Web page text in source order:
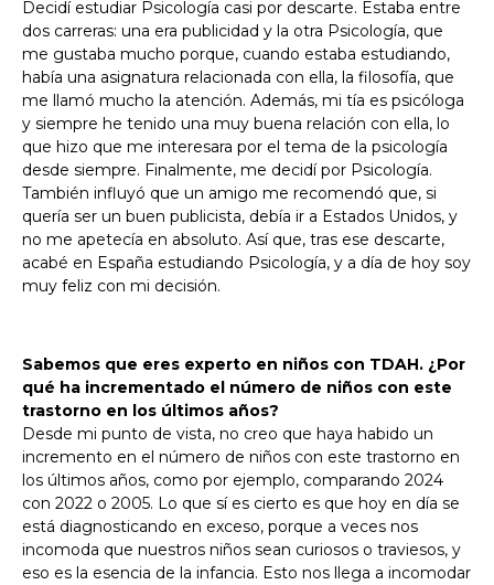
Decidí estudiar Psicología casi por descarte. Estaba entre
dos carreras: una era publicidad y la otra Psicología, que
me gustaba mucho porque, cuando estaba estudiando,
había una asignatura relacionada con ella, la filosofía, que
me llamó mucho la atención. Además, mi tía es psicóloga
y siempre he tenido una muy buena relación con ella, lo
que hizo que me interesara por el tema de la psicología
desde siempre. Finalmente, me decidí por Psicología.
También influyó que un amigo me recomendó que, si
quería ser un buen publicista, debía ir a Estados Unidos, y
no me apetecía en absoluto. Así que, tras ese descarte,
acabé en España estudiando Psicología, y a día de hoy soy
muy feliz con mi decisión.
Sabemos que eres experto en niños con TDAH. ¿Por
qué ha incrementado el número de niños con este
trastorno en los últimos años?
Desde mi punto de vista, no creo que haya habido un
incremento en el número de niños con este trastorno en
los últimos años, como por ejemplo, comparando 2024
con 2022 o 2005. Lo que sí es cierto es que hoy en día se
está diagnosticando en exceso, porque a veces nos
incomoda que nuestros niños sean curiosos o traviesos, y
eso es la esencia de la infancia. Esto nos llega a incomodar